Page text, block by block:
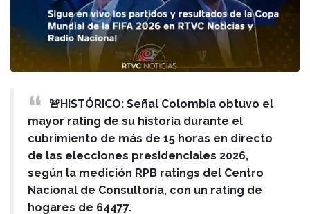
🚨HISTÓRICO: Señal Colombia obtuvo el
mayor rating de su historia durante el
cubrimiento de más de 15 horas en directo
de las elecciones presidenciales 2026,
según la medición RPB ratings del Centro
Nacional de Consultoría, con un rating de
hogares de 64477.